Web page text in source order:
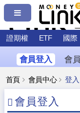
證期權 ETF 國際
會員登入 會
首頁 會員中心 登入
會員登入